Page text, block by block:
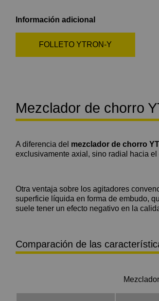
Información adicional
FOLLETO YTRON-Y
Mezclador de chorro
A diferencia del mezclador de chorro
exclusivamente axial, sino radial hacia
Otra ventaja sobre los agitadores
superficie líquida en forma de embudo,
suele tener un efecto negativo en la
Comparación de las